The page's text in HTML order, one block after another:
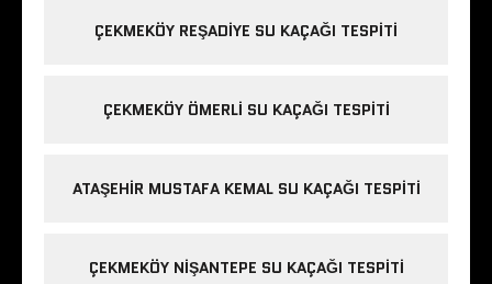
ÇEKMEKÖY REŞADIYE SU KAÇAĞI TESPITI
ÇEKMEKÖY ÖMERLI SU KAÇAĞI TESPITI
ATAŞEHIR MUSTAFA KEMAL SU KAÇAĞI TESPITI
ÇEKMEKÖY NIŞANTEPE SU KAÇAĞI TESPITI